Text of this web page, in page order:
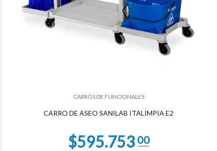
CARROS DE FUNCIONALES
CARRO DE ASEO SANILAB ITALIMPIA E2
41